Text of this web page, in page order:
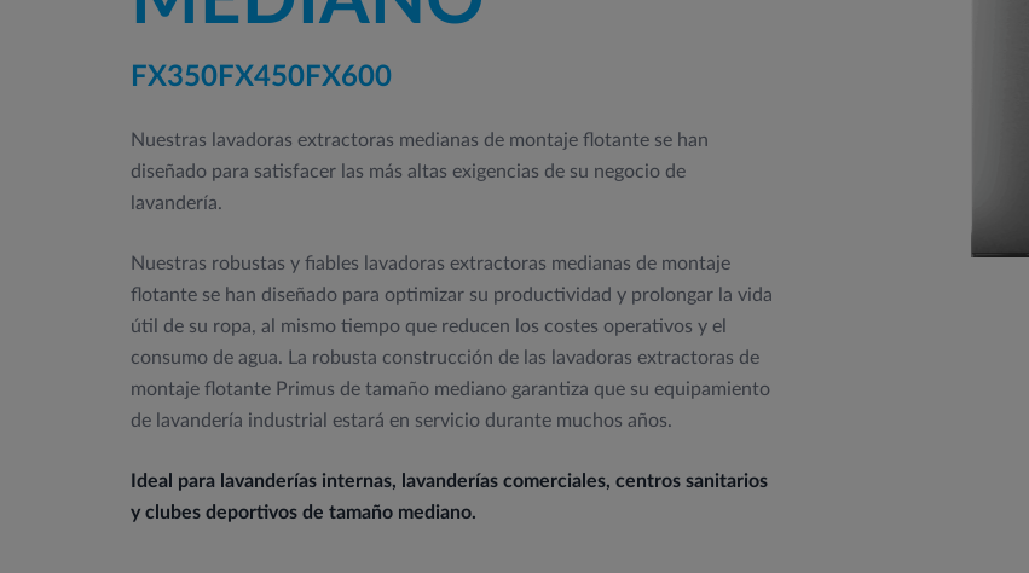
FX350 FX450 FX600
Nuestras lavadoras extractoras medianas de montaje flotante se han
diseñado para satisfacer las más altas exigencias de su negocio de
lavandería.
Nuestras robustas y fiables lavadoras extractoras medianas de montaje
flotante se han diseñado para optimizar su productividad y prolongar la vida
útil de su ropa, al mismo tiempo que reducen los costes operativos y el
consumo de agua. La robusta construcción de las lavadoras extractoras de
montaje flotante Primus de tamaño mediano garantiza que su equipamiento
de lavandería industrial estará en servicio durante muchos años.
Ideal para lavanderías internas, lavanderías comerciales, centros sanitarios
y clubes deportivos de tamaño mediano.